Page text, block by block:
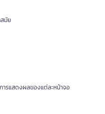
มัย
รแสดงผลของแต่ละหน้าจอ